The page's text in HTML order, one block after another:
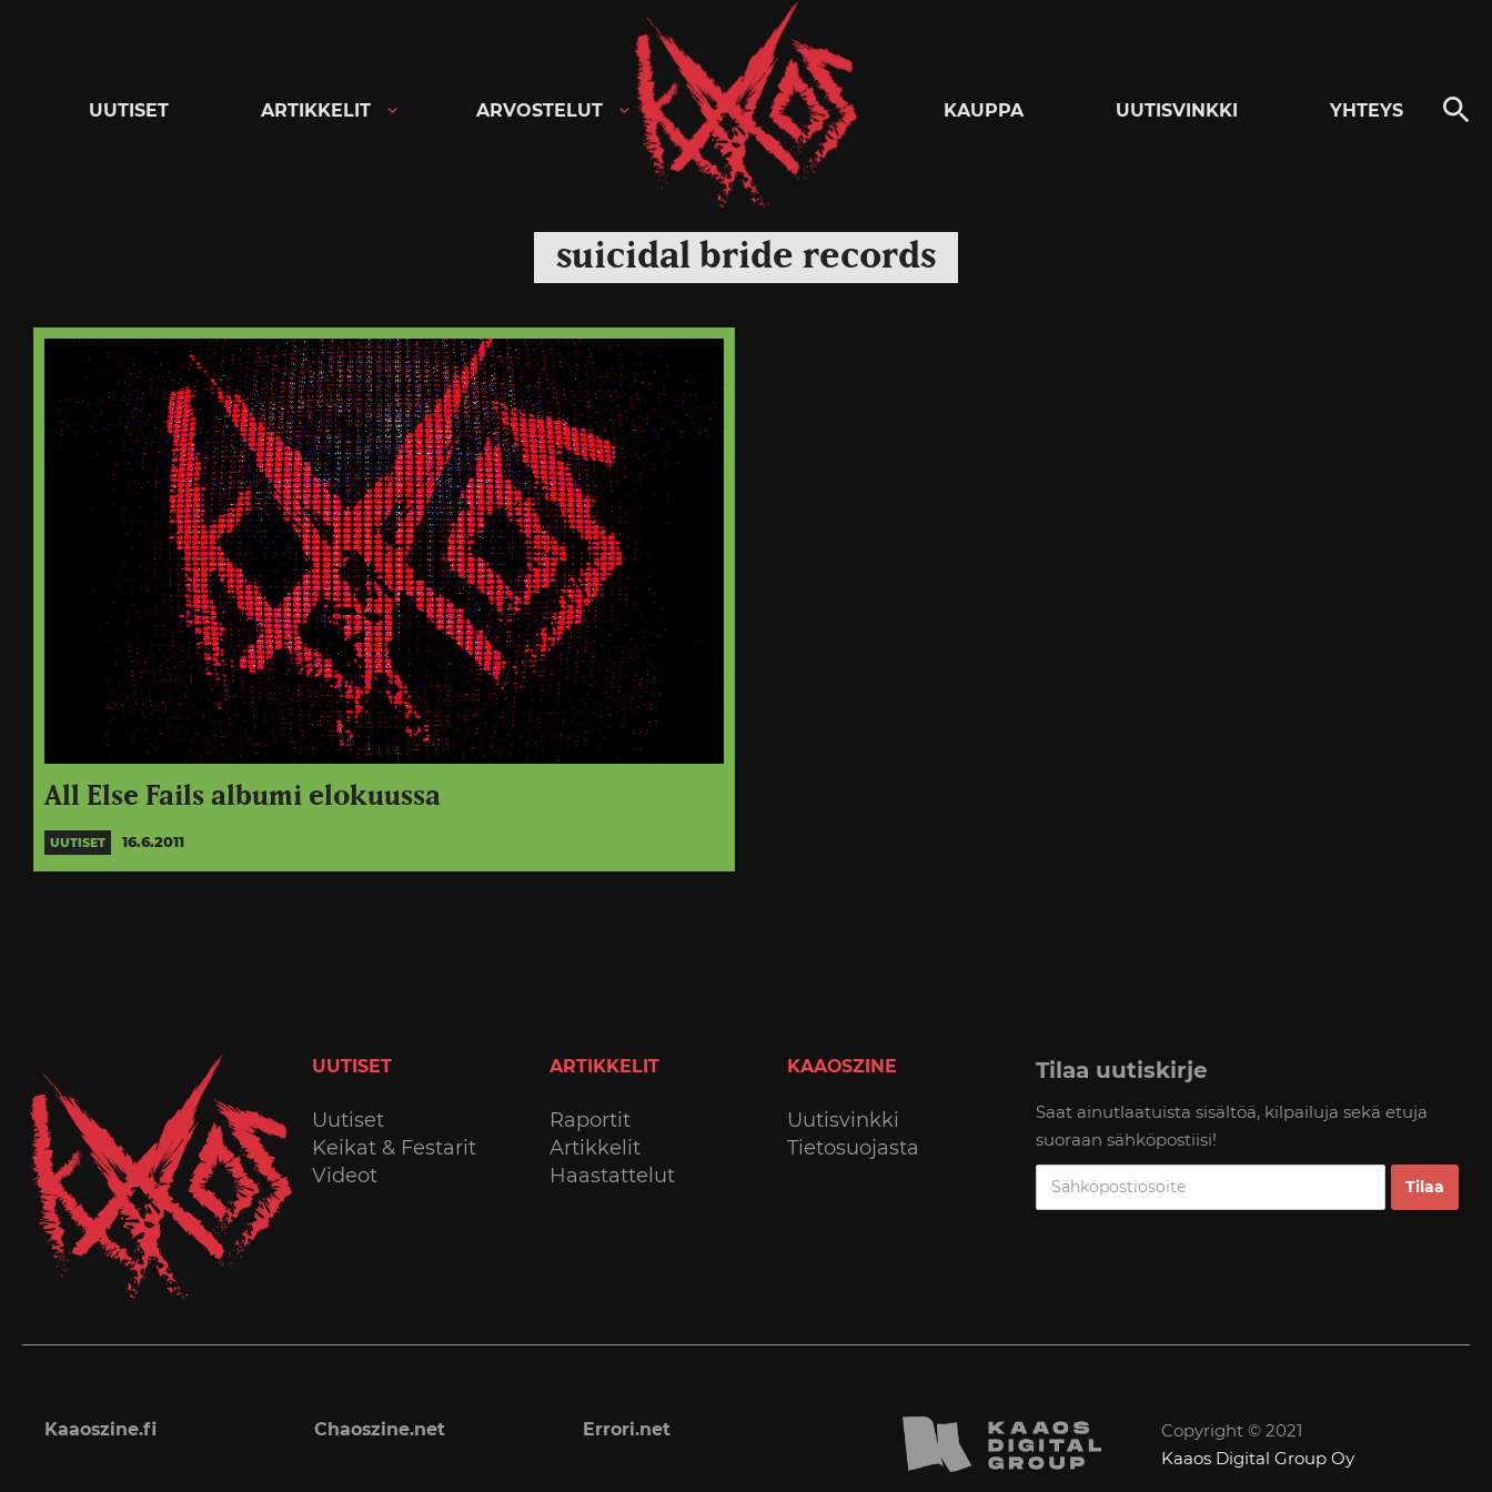
Kaaoszine
UUTISET ARTIKKELIT ARVOSTELUT KAUPPA UUTISVINKKI YHTEYS
suicidal bride records
All Else Fails albumi elokuussa
UUTISET 16.6.2011
UUTISET
Uutiset
Keikat & Festarit
Videot
ARTIKKELIT
Raportit
Artikkelit
Haastattelut
KAAOSZINE
Uutisvinkki
Tietosuojasta
Tilaa uutiskirje
Saat ainutlaatuista sisältöä, kilpailuja sekä etuja
suoraan sähköpostiisi!
Kaaoszine.fi Chaoszine.net Errori.net
Copyright © 2021
Kaaos Digital Group Oy